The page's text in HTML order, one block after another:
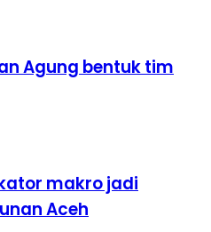
Agung bentuk tim
makro jadi
Aceh